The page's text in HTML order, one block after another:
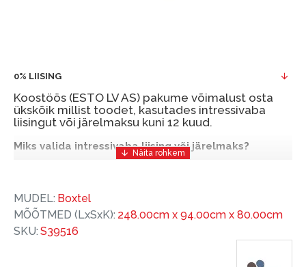
0% LIISING
Koostöös (ESTO LV AS) pakume võimalust osta
ükskõik millist toodet, kasutades intressivaba
liisingut või järelmaksu kuni 12 kuud.
Miks valida intressivaba liising või järelmaks?
teil vajalikud tooted kohe osta, kuid nende eest
hiljem tasuda.
ESTO-ga saate intressivaba liisingu või järelmaksu
eeliseid ilma esimese sissemakseta ja järelmaksu
MUDEL: Boxtel
MÕÕTMED (LxSxK): 248.00cm x 94.00cm x 80.00cm
SKU: S39516